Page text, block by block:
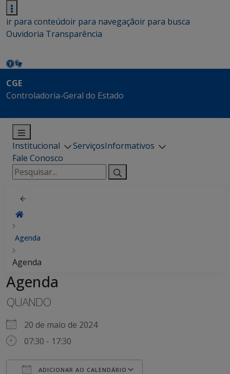
ir para conteúdoir para navegaçãoir para busca
Ouvidoria Transparência
CGE
Controladoria-Geral do Estado
Institucional ServiçosInformativos
Fale Conosco
Pesquisar
por:
Agenda
Agenda
Agenda
QUANDO
20 de maio de 2024
07:30 - 17:30
ADICIONAR AO CALENDÁRIO